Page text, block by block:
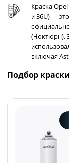
Краска
и 36U) —
(Ноктюрн).
включая
Подбор